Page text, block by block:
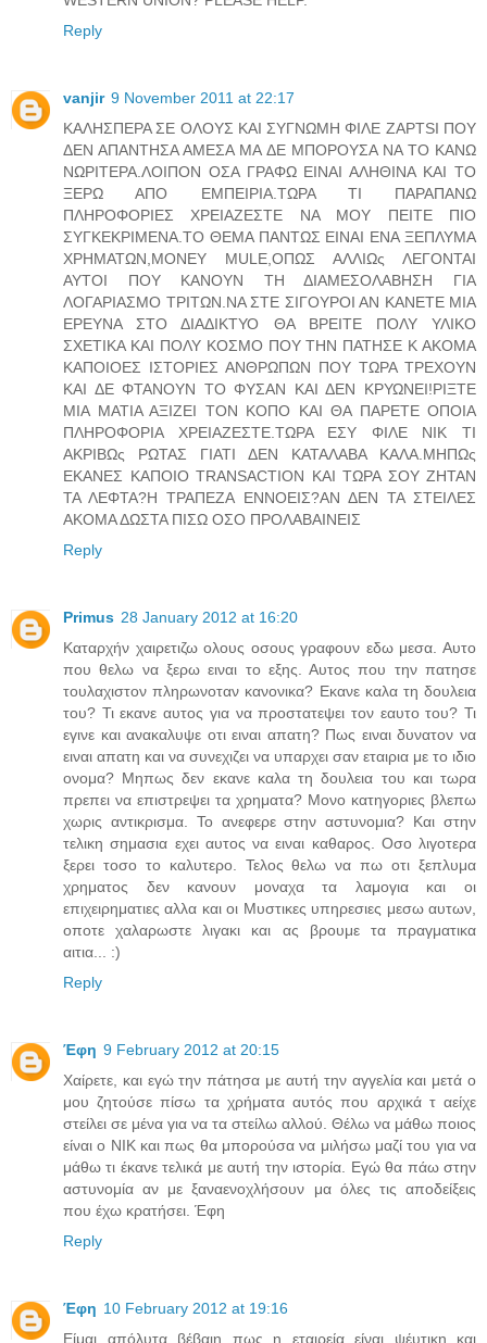
Reply
vanjir 9 November 2011 at 22:17
ΚΑΛΗΣΠΕΡΑ ΣΕ ΟΛΟΥΣ ΚΑΙ ΣΥΓΝΩΜΗ ΦΙΛΕ ΖΑPTSI ΠΟΥ
ΔΕΝ ΑΠΑΝΤΗΣΑ ΑΜΕΣΑ ΜΑ ΔΕ ΜΠΟΡΟΥΣΑ ΝΑ ΤΟ ΚΑΝΩ
ΝΩΡΙΤΕΡΑ.ΛΟΙΠΟΝ ΟΣΑ ΓΡΑΦΩ ΕΙΝΑΙ ΑΛΗΘΙΝΑ ΚΑΙ ΤΟ
ΞΕΡΩ ΑΠΟ ΕΜΠΕΙΡΙΑ.ΤΩΡΑ ΤΙ ΠΑΡΑΠΑΝΩ
ΠΛΗΡΟΦΟΡΙΕΣ ΧΡΕΙΑΖΕΣΤΕ ΝΑ ΜΟΥ ΠΕΙΤΕ ΠΙΟ
ΣΥΓΚΕΚΡΙΜΕΝΑ.ΤΟ ΘΕΜΑ ΠΑΝΤΩΣ ΕΙΝΑΙ ΕΝΑ ΞΕΠΛΥΜΑ
ΧΡΗΜΑΤΩΝ,MONEY MULE,ΟΠΩΣ ΑΛΛΙΩς ΛΕΓΟΝΤΑΙ
ΑΥΤΟΙ ΠΟΥ ΚΑΝΟΥΝ ΤΗ ΔΙΑΜΕΣΟΛΑΒΗΣΗ ΓΙΑ
ΛΟΓΑΡΙΑΣΜΟ ΤΡΙΤΩΝ.ΝΑ ΣΤΕ ΣΙΓΟΥΡΟΙ ΑΝ ΚΑΝΕΤΕ ΜΙΑ
ΕΡΕΥΝΑ ΣΤΟ ΔΙΑΔΙΚΤΥΟ ΘΑ ΒΡΕΙΤΕ ΠΟΛΥ ΥΛΙΚΟ
ΣΧΕΤΙΚΑ ΚΑΙ ΠΟΛΥ ΚΟΣΜΟ ΠΟΥ ΤΗΝ ΠΑΤΗΣΕ Κ ΑΚΟΜΑ
ΚΑΠΟΙΟΕΣ ΙΣΤΟΡΙΕΣ ΑΝΘΡΩΠΩΝ ΠΟΥ ΤΩΡΑ ΤΡΕΧΟΥΝ
ΚΑΙ ΔΕ ΦΤΑΝΟΥΝ ΤΟ ΦΥΣΑΝ ΚΑΙ ΔΕΝ ΚΡΥΩΝΕΙ!ΡΙΞΤΕ
ΜΙΑ ΜΑΤΙΑ ΑΞΙΖΕΙ ΤΟΝ ΚΟΠΟ ΚΑΙ ΘΑ ΠΑΡΕΤΕ ΟΠΟΙΑ
ΠΛΗΡΟΦΟΡΙΑ ΧΡΕΙΑΖΕΣΤΕ.ΤΩΡΑ ΕΣΥ ΦΙΛΕ ΝΙΚ ΤΙ
ΑΚΡΙΒΩς ΡΩΤΑΣ ΓΙΑΤΙ ΔΕΝ ΚΑΤΑΛΑΒΑ ΚΑΛΑ.ΜΗΠΩς
ΕΚΑΝΕΣ ΚΑΠΟΙΟ TRANSACTION ΚΑΙ ΤΩΡΑ ΣΟΥ ΖΗΤΑΝ
ΤΑ ΛΕΦΤΑ?Η ΤΡΑΠΕΖΑ ΕΝΝΟΕΙΣ?ΑΝ ΔΕΝ ΤΑ ΣΤΕΙΛΕΣ
ΑΚΟΜΑ ΔΩΣΤΑ ΠΙΣΩ ΟΣΟ ΠΡΟΛΑΒΑΙΝΕΙΣ
Reply
Primus 28 January 2012 at 16:20
Καταρχήν χαιρετιζω ολους οσους γραφουν εδω μεσα. Αυτο
που θελω να ξερω ειναι το εξης. Αυτος που την πατησε
τουλαχιστον πληρωνοταν κανονικα? Εκανε καλα τη δουλεια
του? Τι εκανε αυτος για να προστατεψει τον εαυτο του? Τι
εγινε και ανακαλυψε οτι ειναι απατη? Πως ειναι δυνατον να
ειναι απατη και να συνεχιζει να υπαρχει σαν εταιρια με το ιδιο
ονομα? Μηπως δεν εκανε καλα τη δουλεια του και τωρα
πρεπει να επιστρεψει τα χρηματα? Μονο κατηγοριες βλεπω
χωρις αντικρισμα. Το ανεφερε στην αστυνομια? Και στην
τελικη σημασια εχει αυτος να ειναι καθαρος. Οσο λιγοτερα
ξερει τοσο το καλυτερο. Τελος θελω να πω οτι ξεπλυμα
χρηματος δεν κανουν μοναχα τα λαμογια και οι
επιχειρηματιες αλλα και οι Μυστικες υπηρεσιες μεσω αυτων,
οποτε χαλαρωστε λιγακι και ας βρουμε τα πραγματικα
αιτια... :)
Reply
Έφη 9 February 2012 at 20:15
Χαίρετε, και εγώ την πάτησα με αυτή την αγγελία και μετά ο
μου ζητούσε πίσω τα χρήματα αυτός που αρχικά τ αείχε
στείλει σε μένα για να τα στείλω αλλού. Θέλω να μάθω ποιος
είναι ο NIK και πως θα μπορούσα να μιλήσω μαζί του για να
μάθω τι έκανε τελικά με αυτή την ιστορία. Εγώ θα πάω στην
αστυνομία αν με ξαναενοχλήσουν μα όλες τις αποδείξεις
που έχω κρατήσει. Έφη
Reply
Έφη 10 February 2012 at 19:16
Είμαι απόλυτα βέβαιη πως η εταιρεία είναι ψέυτικη και